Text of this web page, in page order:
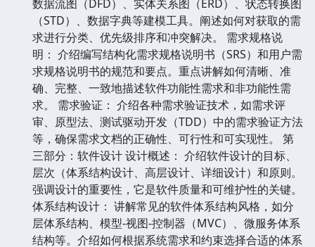
数据流图（DFD）、实体关系图（ERD）、状态转换图
（STD）、数据字典等建模工具。阐述如何对获取的需
求进行分类、优先级排序和冲突解决。 需求规格说
明： 介绍编写结构化需求规格说明书（SRS）和用户需
求规格说明书的规范和要点。重点讲解如何清晰、准
确、完整、一致地描述软件功能性需求和非功能性需
求。 需求验证： 介绍各种需求验证技术，如需求评
审、原型法、测试驱动开发（TDD）中的需求验证方法
等，确保需求文档的正确性、可行性和可实现性。 第
三部分：软件设计 设计概述： 介绍软件设计的目标、
层次（体系结构设计、高层设计、详细设计）和原则。
强调设计的重要性，它是软件质量和可维护性的关键。
体系结构设计： 讲解常见的软件体系结构风格，如分
层体系结构、模型-视图-控制器（MVC）、微服务体系
结构等。介绍如何根据系统需求和约束选择合适的体系